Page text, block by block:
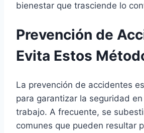
bienestar que trasciende lo
Prevención de
Evita Estos
La prevención de accidentes
para garantizar la seguridad
trabajo. A frecuente, se
comunes que pueden resultar